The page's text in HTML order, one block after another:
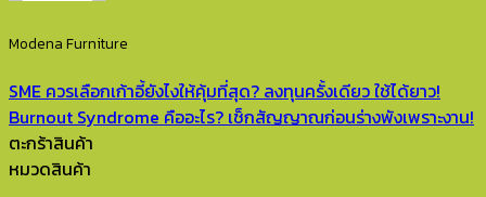
Modena Furniture
SME ควรเลือกเก้าอี้ยังไงให้คุ้มที่สุด? ลงทุนครั้งเดียว ใช้ได้ยาว!
Burnout Syndrome คืออะไร? เช็กสัญญาณก่อนร่างพังเพราะงาน!
ตะกร้าสินค้า
หมวดสินค้า